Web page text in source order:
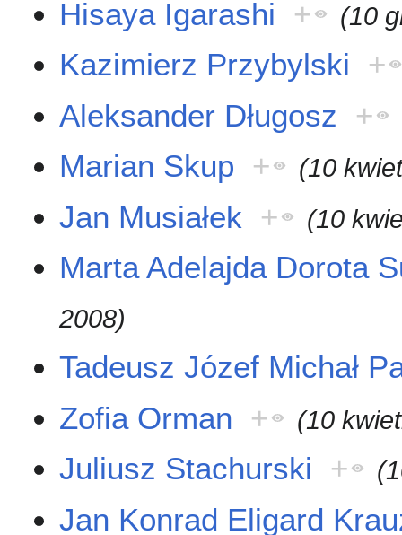
Hisaya Igarashi
+ (10
Kazimierz Przybylski
+
Aleksander Długosz
+
Marian Skup + (10
Jan Musiałek + (10
Marta Adelajda Dorota
2008)
Tadeusz Józef Michał
Zofia Orman + (10
Juliusz Stachurski +
Jan Konrad Eligard